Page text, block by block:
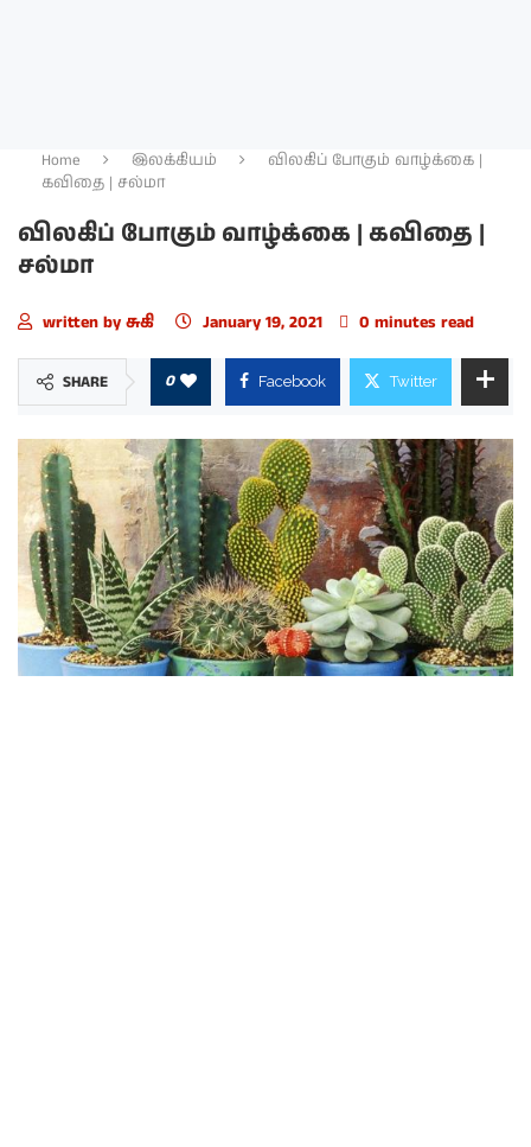
Home இலக்கியம்
விலகிப் போகும் வாழ்க்கை |
கவிதை | சல்மா
விலகிப் போகும் வாழ்க்கை | கவிதை |
சல்மா
written by சுகி January 19, 2021 0 minutes read
SHARE 0 Facebook Twitter